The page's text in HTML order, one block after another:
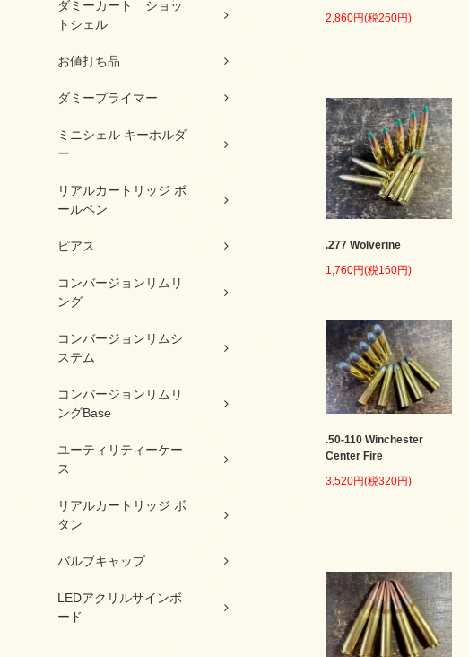
ダミーカート ショッ
トシェル
お値打ち品
ダミープライマー
ミニシェル キーホルダ
ー
リアルカートリッジ ボ
ールペン
ピアス
コンバージョンリムリ
ング
コンバージョンリムシ
ステム
コンバージョンリムリ
ングBase
ユーティリティーケー
ス
リアルカートリッジ ボ
タン
バルブキャップ
LEDアクリルサインボ
ード
2,860円(税260円)
.277 Wolverine
1,760円(税160円)
.50-110 Winchester
Center Fire
3,520円(税320円)